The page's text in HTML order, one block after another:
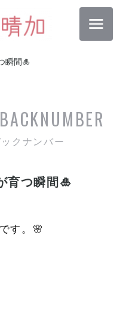
瞬間🎍
BACKNUMBER
クナンバー
育つ瞬間🎍
です。🌸